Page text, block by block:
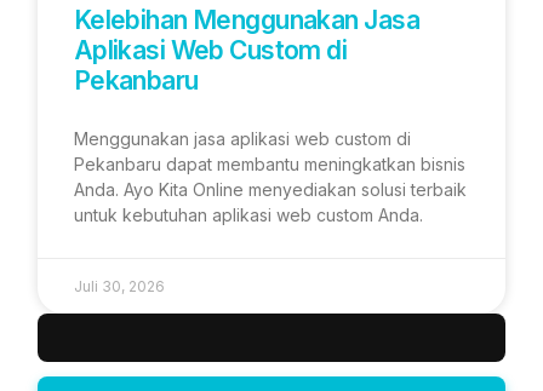
Kelebihan Menggunakan Jasa
Aplikasi Web Custom di
Pekanbaru
Menggunakan jasa aplikasi web custom di
Pekanbaru dapat membantu meningkatkan bisnis
Anda. Ayo Kita Online menyediakan solusi terbaik
untuk kebutuhan aplikasi web custom Anda.
Juli 30, 2026